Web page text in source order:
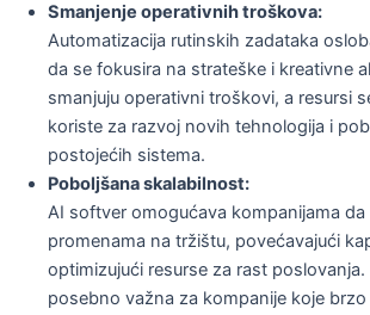
Smanjenje operativnih troškova:
Automatizacija rutinskih zadataka
da se fokusira na strateške i kreativne
smanjuju operativni troškovi, a resursi
koriste za razvoj novih tehnologija i
postojećih sistema.
Poboljšana skalabilnost:
AI softver omogućava kompanijama
promenama na tržištu, povećavajući
optimizujući resurse za rast
posebno važna za kompanije koje brzo